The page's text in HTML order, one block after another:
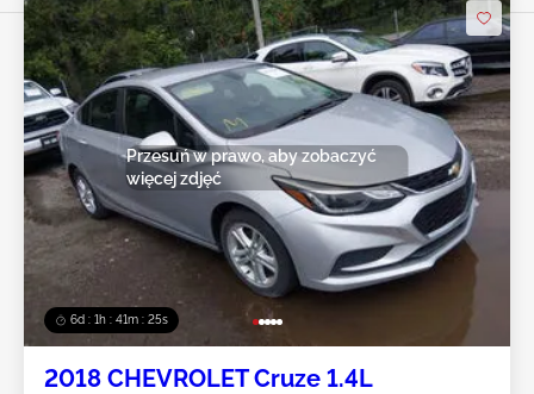
6d : 1h : 41m : 23s
Przesuń w prawo, aby zobaczyć
więcej zdjęć
2018 CHEVROLET Cruze 1.4L